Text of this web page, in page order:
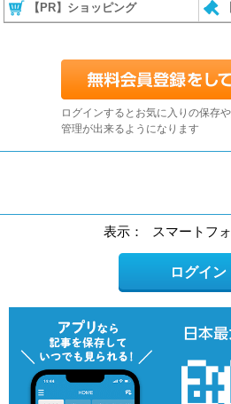
【PR】ショッピング
ログインするとお気に入りの保存
管理が出来るようになります
表示： スマートフ
ログイン